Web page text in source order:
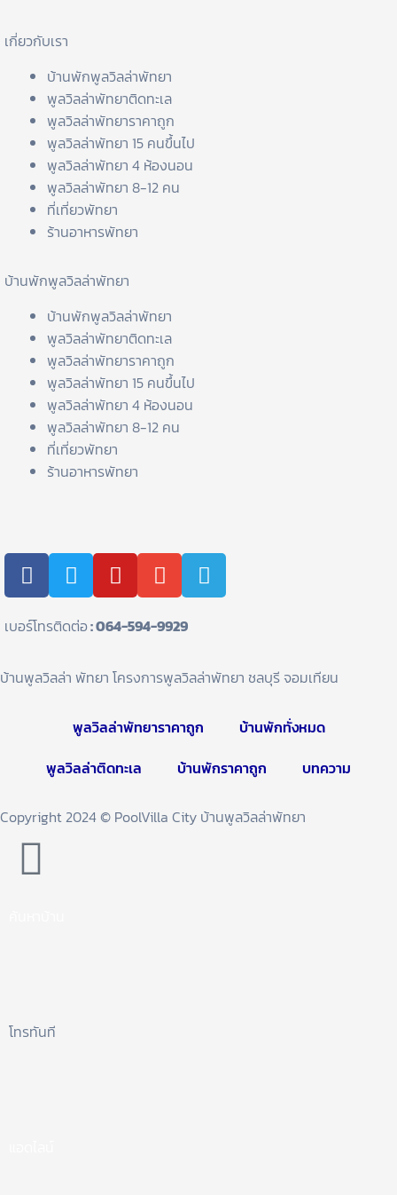
เกี่ยวกับเรา
บ้านพักพูลวิลล่าพัทยา
พูลวิลล่าพัทยาติดทะเล
พูลวิลล่าพัทยาราคาถูก
พูลวิลล่าพัทยา 15 คนขึ้นไป
พูลวิลล่าพัทยา 4 ห้องนอน
พูลวิลล่าพัทยา 8-12 คน
ที่เที่ยวพัทยา
ร้านอาหารพัทยา
บ้านพักพูลวิลล่าพัทยา
บ้านพักพูลวิลล่าพัทยา
พูลวิลล่าพัทยาติดทะเล
พูลวิลล่าพัทยาราคาถูก
พูลวิลล่าพัทยา 15 คนขึ้นไป
พูลวิลล่าพัทยา 4 ห้องนอน
พูลวิลล่าพัทยา 8-12 คน
ที่เที่ยวพัทยา
ร้านอาหารพัทยา
F
a
c
e
o
o
T
w
i
t
e
Y
o
u
t
b
E
n
v
e
o
p
e
T
e
l
r
m
เบอร์โทรติดต่อ: 064-594-9929
บ้านพูลวิลล่า พัทยา โครงการพูลวิลล่าพัทยา ชลบุรี จอมเทียน
พูลวิลล่าพัทยาราคาถูก
บ้านพักทั่งหมด
พูลวิลล่าติดทะเล
บ้านพักราคาถูก บทความ
Copyright 2024 © PoolVilla City บ้านพูลวิลล่าพัทยา
โทรทันที